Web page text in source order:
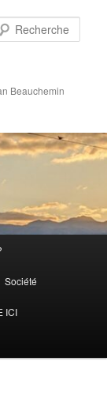
Beauchemin
Société
ICI